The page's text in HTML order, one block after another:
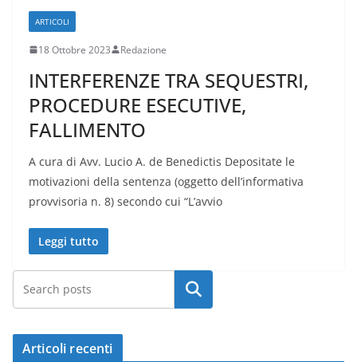
ARTICOLI
18 Ottobre 2023 Redazione
INTERFERENZE TRA SEQUESTRI,
PROCEDURE ESECUTIVE,
FALLIMENTO
A cura di Avv. Lucio A. de Benedictis Depositate le
motivazioni della sentenza (oggetto dell’informativa
provvisoria n. 8) secondo cui “L’avvio
Leggi tutto
Cerca
Articoli recenti